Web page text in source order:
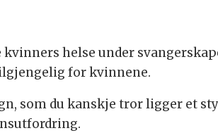
helse under
for kvinnene.
som du kanskje tror ligger et